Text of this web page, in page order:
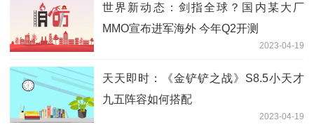
世界新动态：剑指全球？国内某大厂
MMO宣布进军海外 今年Q2开测
2023-04-19
天天即时：《金铲铲之战》S8.5小天才
九五阵容如何搭配
2023-04-19